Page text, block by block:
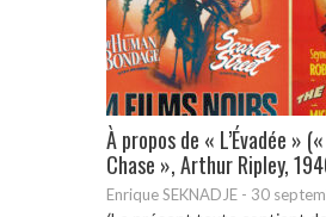
À propos de « L’Évadée »
Chase », Arthur Ripley,
Enrique SEKNADJE - 30